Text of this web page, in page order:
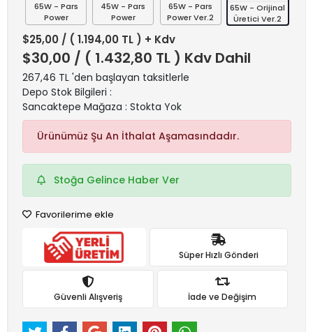
65W - Pars
Power
45W - Pars
Power
65W - Pars
Power Ver.2
65W - Orijinal
Üretici Ver.2
$25,00 / ( 1.194,00 TL ) + Kdv
$30,00 / ( 1.432,80 TL ) Kdv Dahil
267,46 TL 'den başlayan taksitlerle
Depo Stok Bilgileri :
Sancaktepe Mağaza : Stokta Yok
Ürünümüz Şu An İthalat Aşamasındadır.
Stoğa Gelince Haber Ver
Favorilerime ekle
Süper Hızlı Gönderi
Güvenli Alışveriş İade ve Değişim